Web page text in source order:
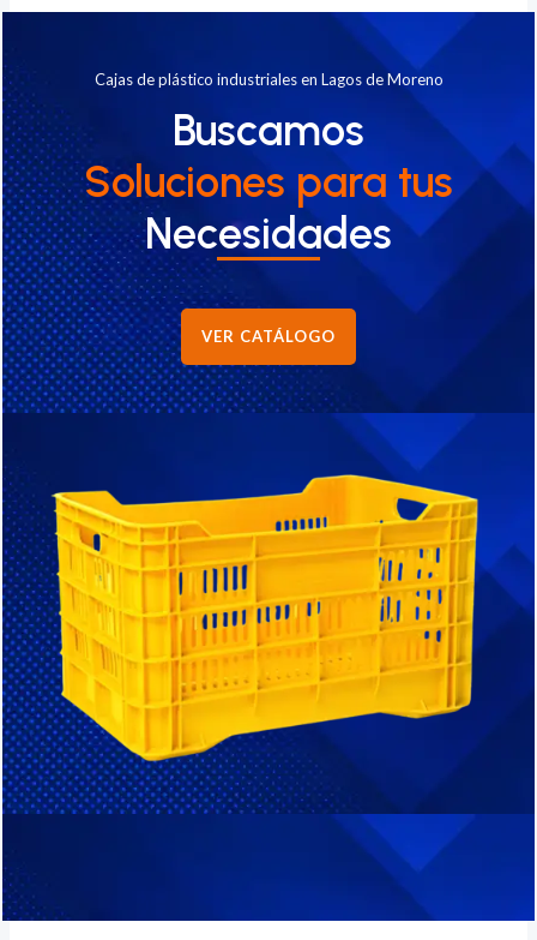
Cajas de plástico industriales en Lagos de Moreno
Buscamos
Soluciones para tus
Necesidades
VER CATÁLOGO